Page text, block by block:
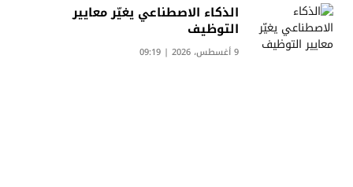
الذكاء الاصطناعي يغيّر معايير
التوظيف
9 أغسطس، 2026 | 09:19